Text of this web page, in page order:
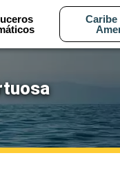
Caribe